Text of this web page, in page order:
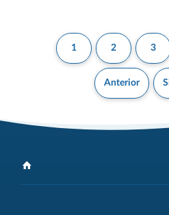
Anterior
1 2 3